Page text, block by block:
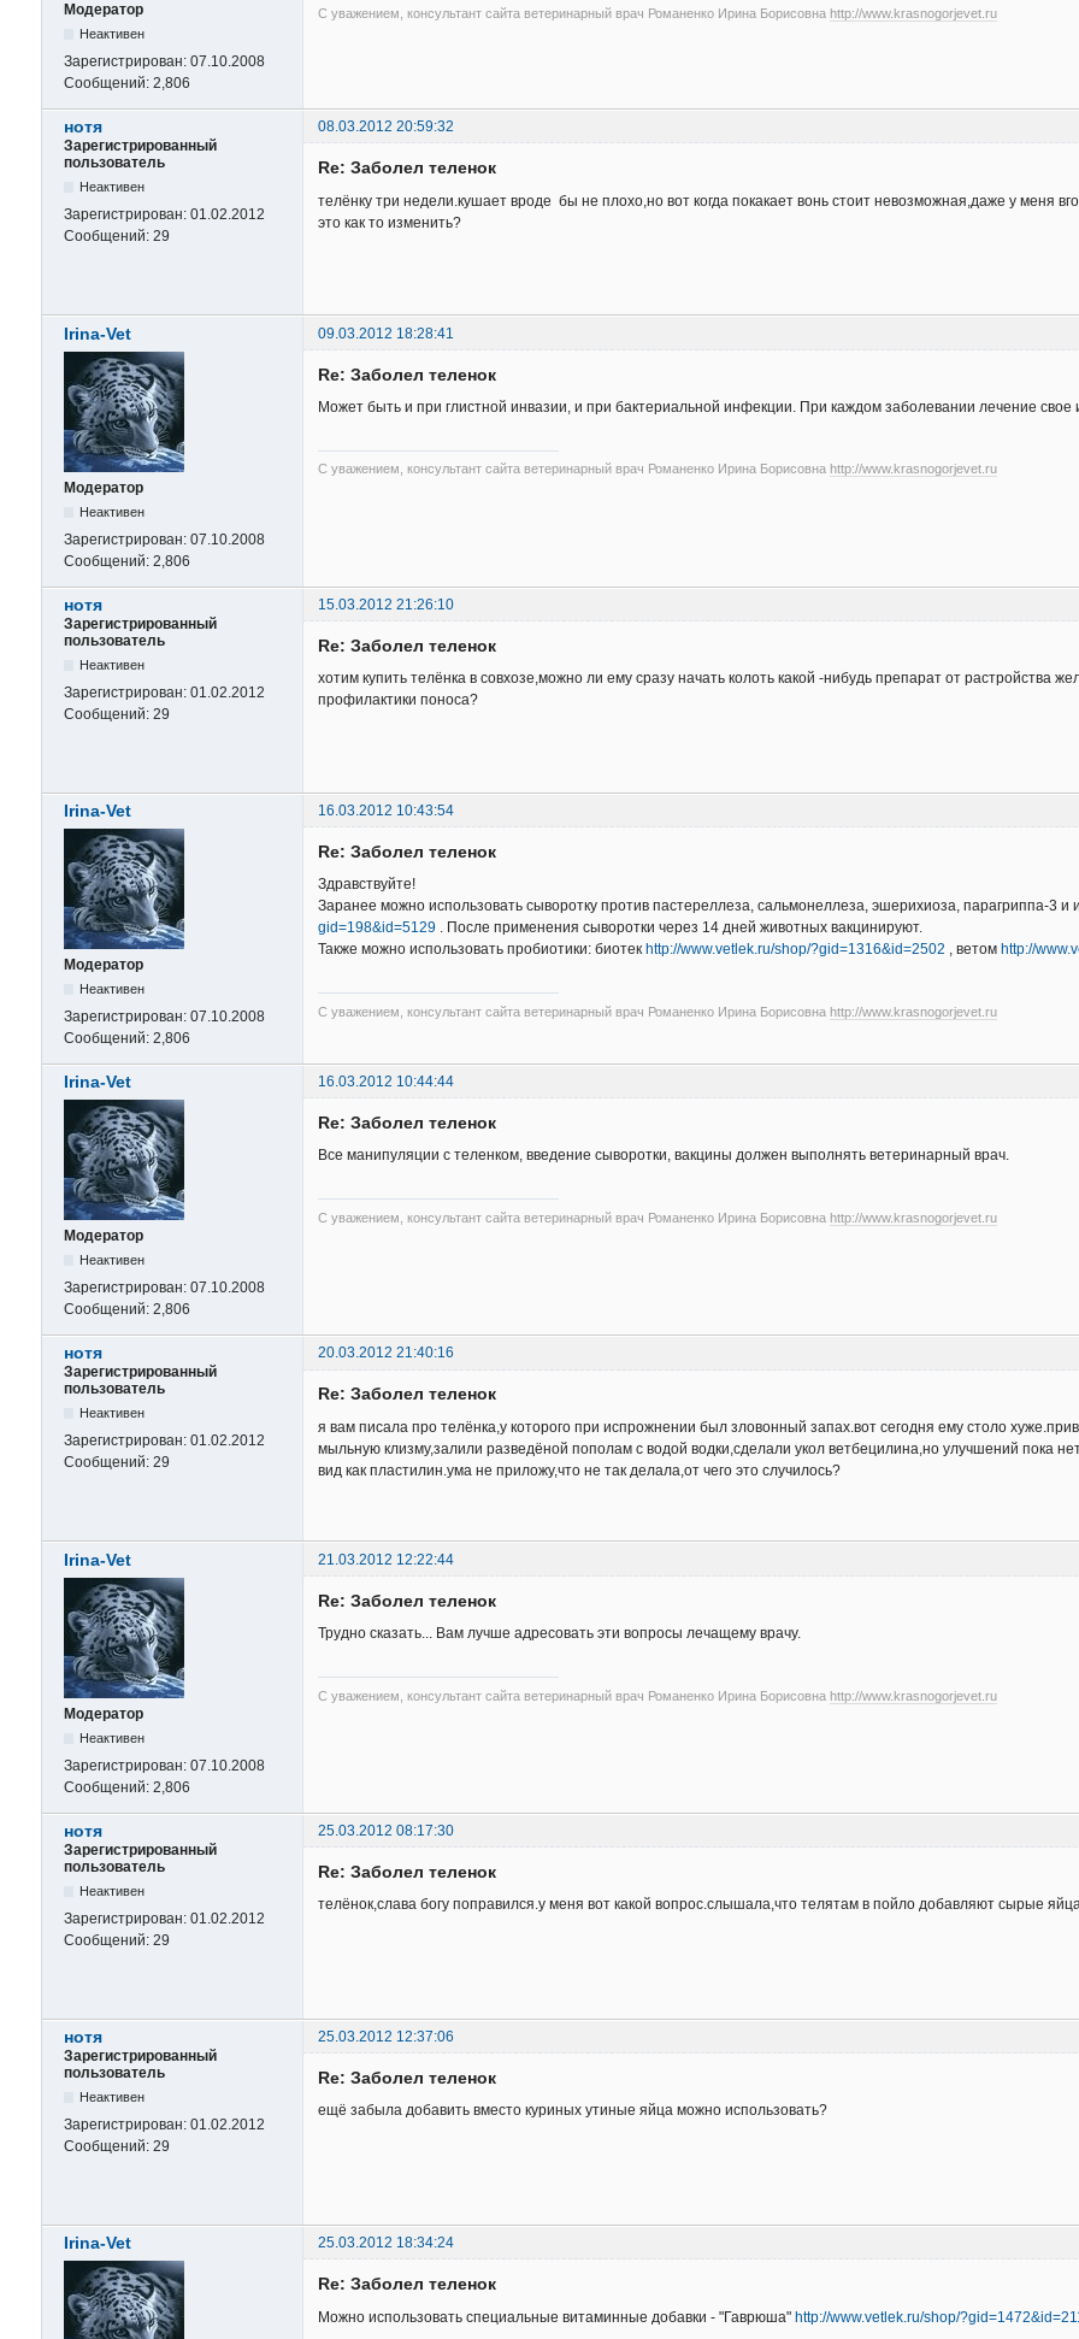
Модератор
Неактивен
Зарегистрирован: 07.10.2008
Сообщений: 2,806
С уважением, консультант сайта ветеринарный врач Романенко Ирина Борисовна http://www.krasnogorjevet.ru
нотя
08.03.2012 20:59:32
Зарегистрированный
пользователь
Неактивен
Зарегистрирован: 01.02.2012
Сообщений: 29
Re: Заболел теленок
телёнку три недели.кушает вроде бы не плохо,но вот когда покакает вонь стоит невозможная,даже у меня
это как то изменить?
Irina-Vet 09.03.2012 18:28:41
Модератор
Неактивен
Зарегистрирован: 07.10.2008
Сообщений: 2,806
Re: Заболел теленок
Может быть и при глистной инвазии, и при бактериальной инфекции. При каждом заболевании лечение свое
С уважением, консультант сайта ветеринарный врач Романенко Ирина Борисовна http://www.krasnogorjevet.ru
нотя
15.03.2012 21:26:10
Зарегистрированный
пользователь
Неактивен
Зарегистрирован: 01.02.2012
Сообщений: 29
Re: Заболел теленок
хотим купить телёнка в совхозе,можно ли ему сразу начать колоть какой -нибудь препарат от растройства
профилактики поноса?
Irina-Vet 16.03.2012 10:43:54
Модератор
Неактивен
Зарегистрирован: 07.10.2008
Сообщений: 2,806
Re: Заболел теленок
Здравствуйте!
Заранее можно использовать сыворотку против пастереллеза, сальмонеллеза, эшерихиоза, парагриппа-3
gid=198&id=5129. После применения сыворотки через 14 дней животных вакцинируют.
Также можно использовать пробиотики: биотек http://www.vetlek.ru/shop/?gid=1316&id=2502 , ветом http://
С уважением, консультант сайта ветеринарный врач Романенко Ирина Борисовна http://www.krasnogorjevet.ru
Irina-Vet 16.03.2012 10:44:44
Модератор
Неактивен
Зарегистрирован: 07.10.2008
Сообщений: 2,806
Re: Заболел теленок
Все манипуляции с теленком, введение сыворотки, вакцины должен выполнять ветеринарный врач.
С уважением, консультант сайта ветеринарный врач Романенко Ирина Борисовна http://www.krasnogorjevet.ru
нотя
20.03.2012 21:40:16
Зарегистрированный
пользователь
Неактивен
Зарегистрирован: 01.02.2012
Сообщений: 29
Re: Заболел теленок
я вам писала про телёнка,у которого при испрожнении был зловонный запах.вот сегодня ему столо
мыльную клизму,залили разведёной пополам с водой водки,сделали укол ветбецилина,но улучшений пока
вид как пластилин.ума не приложу,что не так делала,от чего это случилось?
Irina-Vet 21.03.2012 12:22:44
Модератор
Неактивен
Зарегистрирован: 07.10.2008
Сообщений: 2,806
Re: Заболел теленок
Трудно сказать... Вам лучше адресовать эти вопросы лечащему врачу.
С уважением, консультант сайта ветеринарный врач Романенко Ирина Борисовна http://www.krasnogorjevet.ru
нотя
25.03.2012 08:17:30
Зарегистрированный
пользователь
Неактивен
Зарегистрирован: 01.02.2012
Сообщений: 29
Re: Заболел теленок
телёнок,слава богу поправился.у меня вот какой вопрос.слышала,что телятам в пойло добавляют сырые
нотя
25.03.2012 12:37:06
Зарегистрированный
пользователь
Неактивен
Зарегистрирован: 01.02.2012
Сообщений: 29
Re: Заболел теленок
ещё забыла добавить вместо куриных утиные яйца можно использовать?
Irina-Vet 25.03.2012 18:34:24
Re: Заболел теленок
Можно использовать специальные витаминные добавки - "Гаврюша" http://www.vetlek.ru/shop/